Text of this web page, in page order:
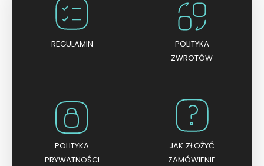
n
a
5
REGULAMIN
POLITYKA
ZWROTÓW
POLITYKA
PRYWATNOŚCI
JAK ZŁOŻYĆ
ZAMÓWIENIE